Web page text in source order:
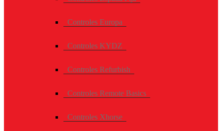
Controles Europa
Controles KYDZ
Controles Refurbish
Controles Remote Basics
Controles Xhorse